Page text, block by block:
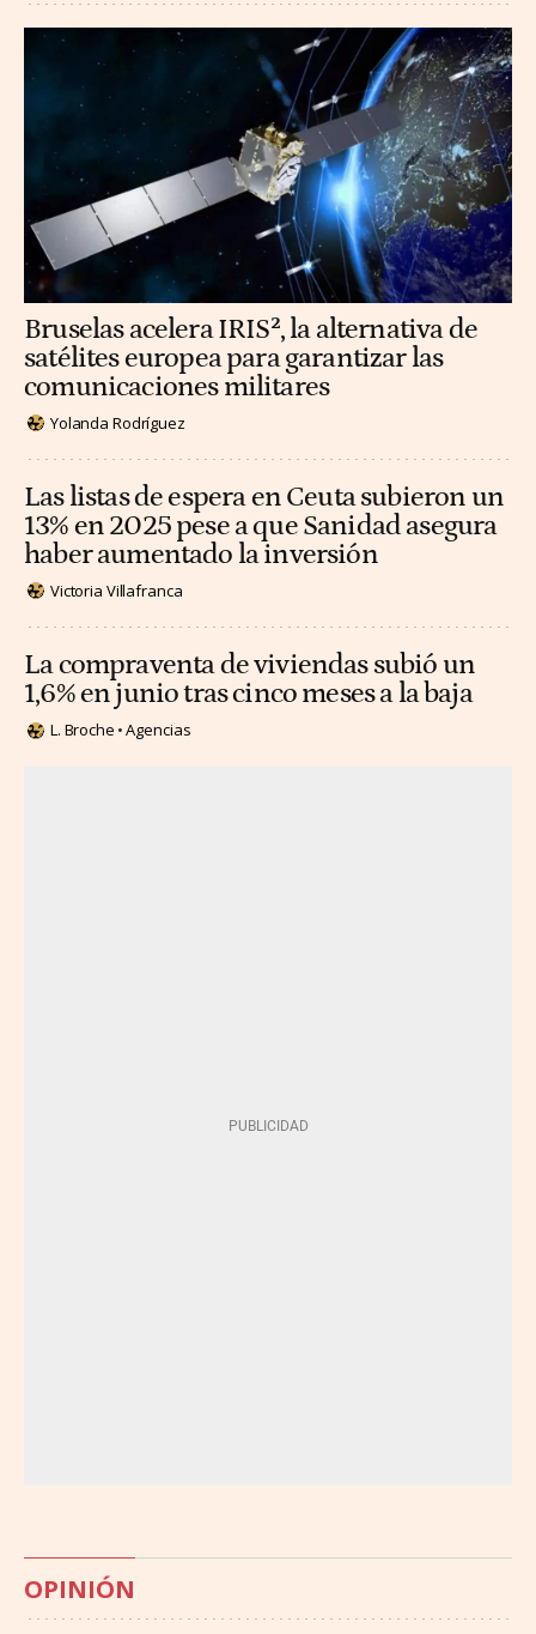
Bruselas acelera IRIS², la alternativa de
satélites europea para garantizar las
comunicaciones militares
Yolanda Rodríguez
Las listas de espera en Ceuta subieron un
13% en 2025 pese a que Sanidad asegura
haber aumentado la inversión
Victoria Villafranca
La compraventa de viviendas subió un
1,6% en junio tras cinco meses a la baja
L. Broche Agencias
OPINIÓN